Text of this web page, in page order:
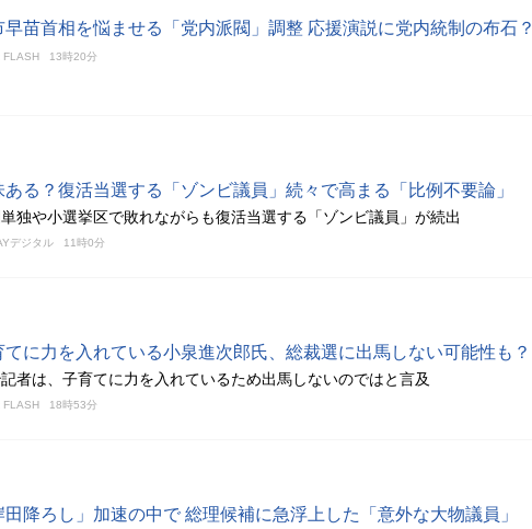
早苗首相を悩ませる「党内派閥」調整 応援演説に党内統制の布石？
FLASH 13時20分
ある？復活当選する「ゾンビ議員」続々で高まる「比例不要論」
独や小選挙区で敗れながらも復活当選する「ゾンビ議員」が続出
デジタル 11時0分
てに力を入れている小泉進次郎氏、総裁選に出馬しない可能性も？
者は、子育てに力を入れているため出馬しないのではと言及
FLASH 18時53分
田降ろし」加速の中で 総理候補に急浮上した「意外な大物議員」